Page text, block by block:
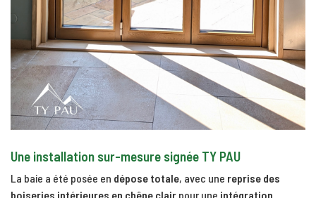
Une installation sur-mesure signée TY PAU
La baie a été posée en dépose totale, avec une reprise des
boiseries intérieures en chêne clair pour une intégration